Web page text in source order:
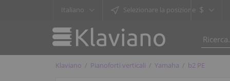
Italiano Selezionare la posizione $
Klaviano Pianoforti verticali Yamaha b2 PE